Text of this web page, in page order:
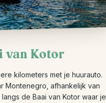
van Kotor
kilometers met je huurauto.
Montenegro, afhankelijk van
de Baai van Kotor waar je